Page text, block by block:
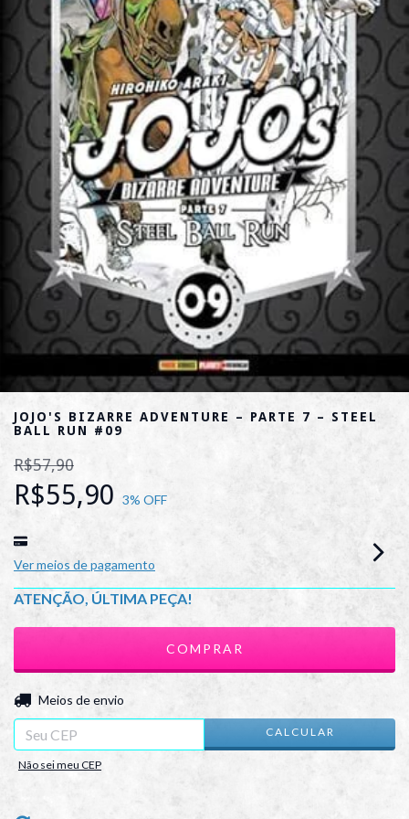
JOJO'S BIZARRE ADVENTURE – PARTE 7 – STEEL
BALL RUN #09
R$57,90
R$55,90 3% OFF
Ver meios de pagamento
ATENÇÃO, ÚLTIMA PEÇA!
Entregas para o CEP:
Meios de envio
CALCULAR
Não sei meu CEP